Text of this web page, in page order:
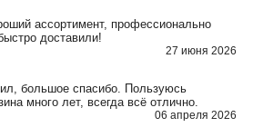
ассортимент, профессионально
доставили!
27 июня 2026
большое спасибо. Пользуюсь
много лет, всегда всё отлично.
06 апреля 2026